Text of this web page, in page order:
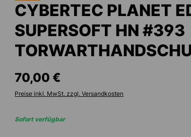
CYBERTEC PLANET
SUPERSOFT HN #393
70,00 €
Preise inkl. MwSt. zzgl. Versandkosten
Sofort verfügbar